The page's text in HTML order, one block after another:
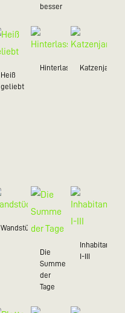
besser
Heiß
geliebt
Hinterlassenschaft
Wandstück
Die
Summe
der
Tage
Inhabitant
I-III